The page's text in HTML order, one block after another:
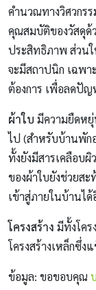
คำนวณทางวิศวกร
คุณสมบัติของวัสดุด้
ประสิทธิภาพ ส่วน
จะมีสถาปนิก เฉพา
ต้องการ เพื่อลดปั
ผ้าใบ มีความยืดห
ไป (สำหรับบ้านพั
ทั้งยังมีสารเคลือบผิ
ของผ้าใบยังช่วยส
เข้าสู่ภายในบ้านได้
โครงสร้าง มีทั้งโค
โครงสร้างเหล็กซึ่
ข้อมูล: ขอขอบคุณ